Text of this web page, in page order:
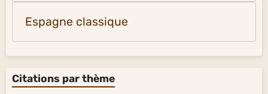
Espagne classique
Citations par thème